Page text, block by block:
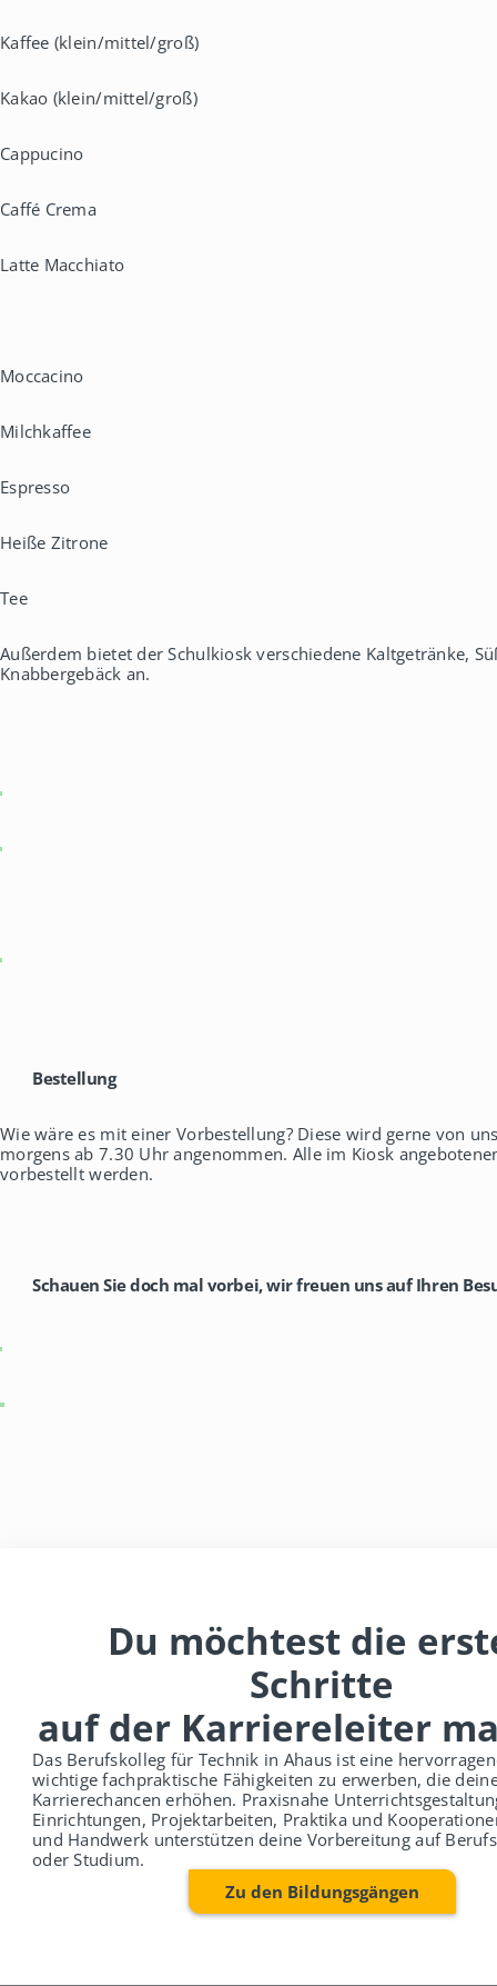
Kaffee (klein/mittel/groß)
Kakao (klein/mittel/groß)
Cappucino
Caffé Crema
Latte Macchiato
Moccacino
Milchkaffee
Espresso
Heiße Zitrone
Tee
Außerdem bietet der Schulkiosk verschiedene Kaltgetränke,
Knabbergebäck an.
Bestellung
Wie wäre es mit einer Vorbestellung? Diese wird gerne von
morgens ab 7.30 Uhr angenommen. Alle im Kiosk
vorbestellt werden.
Schauen Sie doch mal vorbei, wir freuen uns auf Ihren
Du möchtest die
Schritte
auf der Karriereleiter
Das Berufskolleg für Technik in Ahaus ist eine
wichtige fachpraktische Fähigkeiten zu erwerben, die
Karrierechancen erhöhen. Praxisnahe
Einrichtungen, Projektarbeiten, Praktika und
und Handwerk unterstützen deine Vorbereitung auf
oder Studium.
Zu den Bildungsgängen